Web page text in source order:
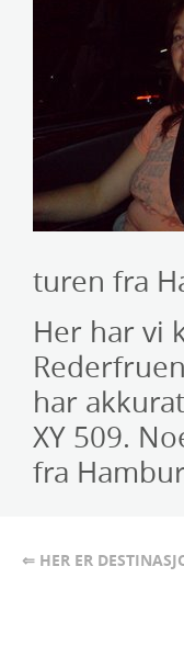
turen fra
Her har vi
har
XY 509.
fra
⇐ HER ER